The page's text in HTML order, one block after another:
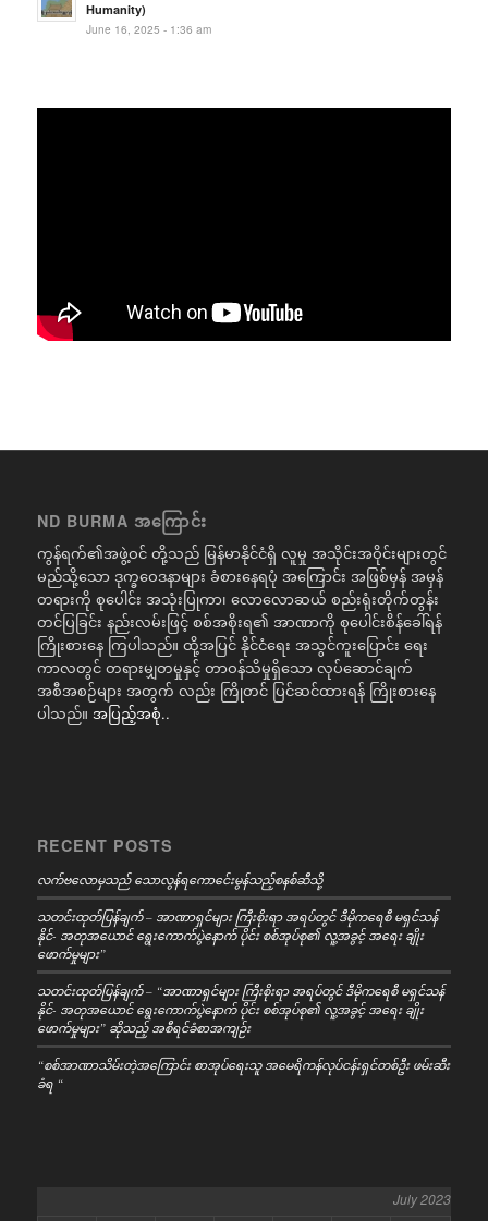
Humanity)
June 16, 2025 - 1:36 am
ND BURMA အကြောင်း
ကွန်ရက်၏အဖွဲ့ဝင် တို့သည် မြန်မာနိုင်ငံရှိ လူမှု အသိုင်းအဝိုင်းများတွင်
မည်သို့သော ဒုက္ခဝေဒနာများ ခံစားနေရပုံ အကြောင်း အဖြစ်မှန် အမှန်
တရားကို စုပေါင်း အသုံးပြုကာ၊ လောလောဆယ် စည်းရုံးတိုက်တွန်း
တင်ပြခြင်း နည်းလမ်းဖြင့် စစ်အစိုးရ၏ အာဏာကို စုပေါင်းစိန်ခေါ်ရန်
ကြိုးစားနေ ကြပါသည်။ ထို့အပြင် နိုင်ငံရေး အသွင်ကူးပြောင်း ရေး
ကာလတွင် တရားမျှတမှုနှင့် တာဝန်သိမှုရှိသော လုပ်ဆောင်ချက်
အစီအစဉ်များ အတွက် လည်း ကြိုတင် ပြင်ဆင်ထားရန် ကြိုးစားနေ
ပါသည်။ အပြည့်အစုံ..
RECENT POSTS
လက်ဗလောမှသည် သောလွန်ရကောင်ေးမွန်သည့်စနစ်ဆီသို့
သတင်းထုတ်ပြန်ချက် – အာဏာရှင်များ ကြီးစိုးရာ အရပ်တွင် ဒီမိုကရေစီ မရှင်သန်
နိုင်- အတုအယောင် ရွေးကောက်ပွဲနောက် ပိုင်း စစ်အုပ်စု၏ လူ့အခွင့် အရေး ချိုး
ဖောက်မှုများ”
သတင်းထုတ်ပြန်ချက် – “အာဏာရှင်များ ကြီးစိုးရာ အရပ်တွင် ဒီမိုကရေစီ မရှင်သန်
နိုင်- အတုအယောင် ရွေးကောက်ပွဲနောက် ပိုင်း စစ်အုပ်စု၏ လူ့အခွင့် အရေး ချိုး
ဖောက်မှုများ” ဆိုသည့် အစီရင်ခံစာအကျဉ်း
“စစ်အာဏာသိမ်းတဲ့အကြောင်း စာအုပ်ရေးသူ အမေရိကန်လုပ်ငန်းရှင်တစ်ဦး ဖမ်းဆီး
ခံရ “
July 2023